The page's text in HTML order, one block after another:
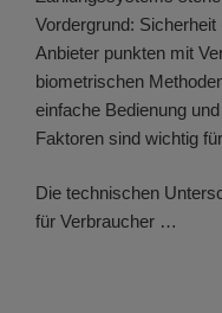
Vordergrund:
Anbieter punkten mit
biometrischen
einfache Bedienung
Faktoren sind wichtig
Die technischen
für Verbraucher …